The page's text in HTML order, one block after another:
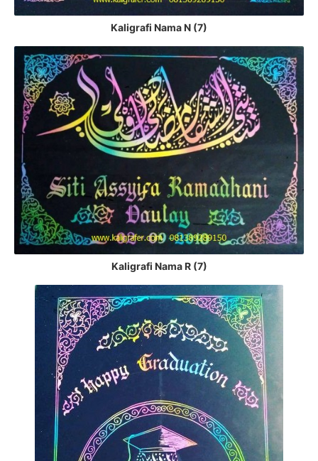
Kaligrafi Nama N (7)
Kaligrafi Nama R (7)